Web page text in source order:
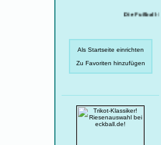
Die Fußball-EM
Als Startseite einrichten
Zu Favoriten hinzufügen